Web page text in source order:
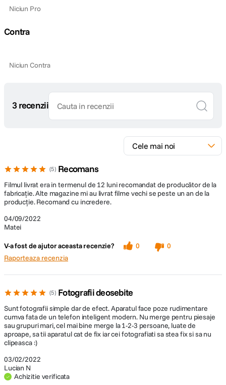
Niciun Pro
Contra
Niciun Contra
3 recenzii
5 Recomans
04/09/2022
Matei
Filmul livrat era in termenul de 12 luni recomandat de producător de la
fabricație. Alte magazine mi au livrat filme vechi se peste un an de la
producție. Recomand cu incredere.
V-a fost de ajutor aceasta recenzie? 0
0
Raporteaza recenzia
5 Fotografii deosebite
03/02/2022
Lucian N
Achizitie verificata
Sunt fotografii simple dar de efect. Aparatul face poze rudimentare
cumva fata de un telefon inteligent modern. Nu merge pentru piesaje
sau grupuri mari, cel mai bine merge la 1-2-3 persoane, luate de
aproape, sa tii aparatul cat de fix iar cei fotografiati sa stea fix si sa nu
clipeasca :)